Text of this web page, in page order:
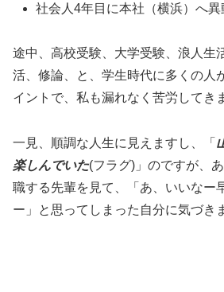
社会人4年目に本社（横浜）へ異
途中、高校受験、大学受験、浪人生
活、修論、と、学生時代に多くの人
イントで、私も漏れなく苦労してき
一見、順調な人生に見えますし、「
楽しんでいた(フラグ)」のですが、
職する先輩を見て、「あ、いいなー
ー」と思ってしまった自分に気づき